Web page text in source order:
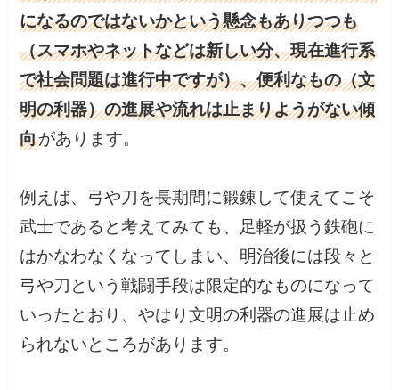
になるのではないかという懸念もありつつも
（スマホやネットなどは新しい分、現在進行系
で社会問題は進行中ですが）、便利なもの（文
明の利器）の進展や流れは止まりようがない傾
向があります。
例えば、弓や刀を長期間に鍛錬して使えてこそ
武士であると考えてみても、足軽が扱う鉄砲に
はかなわなくなってしまい、明治後には段々と
弓や刀という戦闘手段は限定的なものになって
いったとおり、やはり文明の利器の進展は止め
られないところがあります。